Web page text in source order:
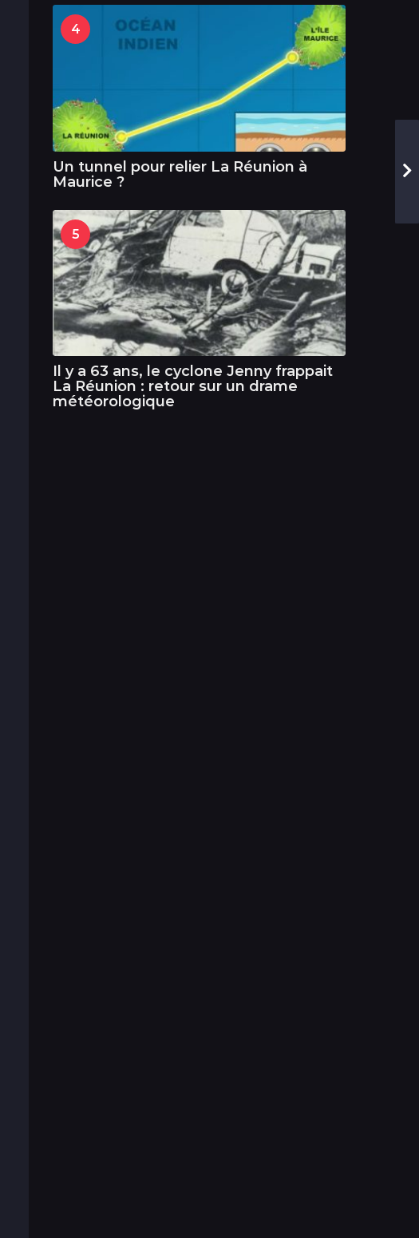
4
Un tunnel pour relier La Réunion à
Maurice ?
5
Il y a 63 ans, le cyclone Jenny frappait
La Réunion : retour sur un drame
météorologique